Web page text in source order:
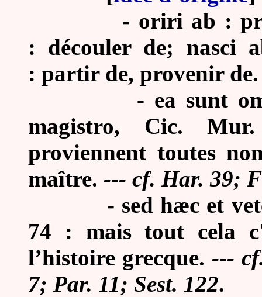
- oriri ab :
: découler de; nasci
: partir de, provenir de.
- ea sunt
magistro, Cic.
proviennent toutes
maître. --- cf. Har. 39;
- sed hæc et
74 : mais tout cela
l’histoire grecque. ---
7; Par. 11; Sest. 122.